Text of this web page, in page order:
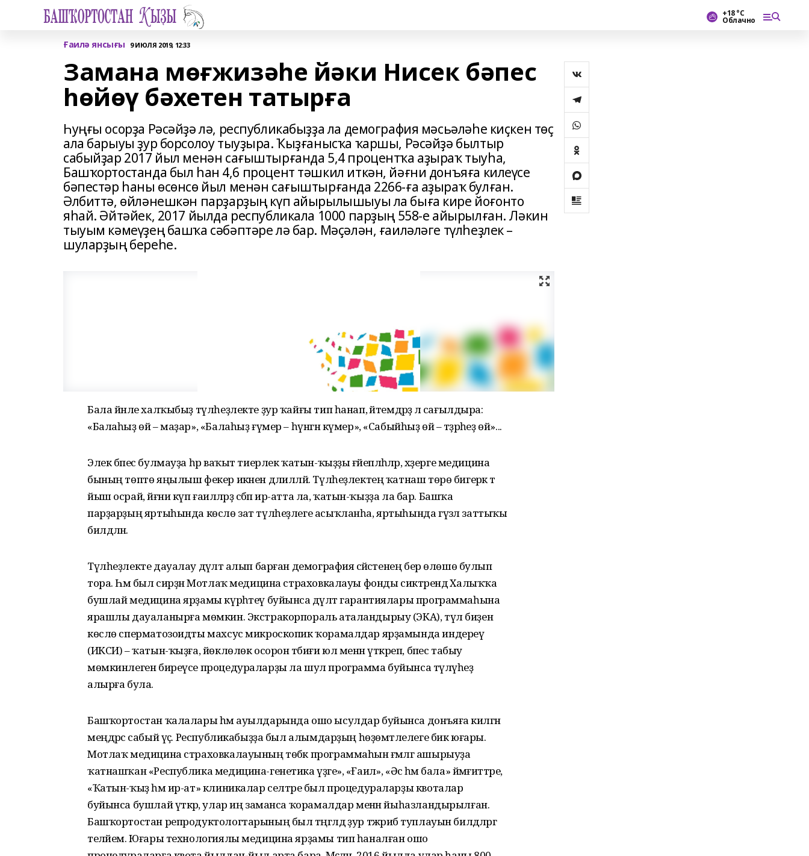
+18 °С
Облачно
Ғаилә янсығы 9 ИЮЛЯ 2019, 12:33
Замана мөғжизәһе йәки Нисек бәпес
һөйөү бәхетен татырға
Һуңғы осорҙа Рәсәйҙә лә, республикабыҙҙа ла демография мәсьәләһе киҫкен төҫ
ала барыуы ҙур борсолоу тыуҙыра. Ҡыҙғанысҡа ҡаршы, Рәсәйҙә былтыр
сабыйҙар 2017 йыл менән сағыштырғанда 5,4 процентҡа аҙыраҡ тыуһа,
Башҡортостанда был һан 4,6 процент тәшкил иткән, йәғни донъяға килеүсе
бәпестәр һаны өсөнсө йыл менән сағыштырғанда 2266-ға аҙыраҡ булған.
Әлбиттә, өйләнешкән парҙарҙың күп айырылышыуы ла быға кире йоғонто
яһай. Әйтәйек, 2017 йылда республикала 1000 парҙың 558-е айырылған. Ләкин
тыуым кәмеүҙең башҡа сәбәптәре лә бар. Мәҫәлән, ғаиләләге түлһеҙлек –
шуларҙың береһе.
Бала йәнле халҡыбыҙ түлһеҙлекте ҙур ҡайғы тип һанап, әйтемдәрҙә лә сағыл­дыра:
«Балаһыҙ өй – маҙар», «Балаһыҙ ғүмер – һүнгән күмер», «Сабыйһыҙ өй – тәҙрәһеҙ өй»...
Элек бәпес булмауҙа һәр ваҡыт тиерлек ҡатын-ҡыҙҙы ғәйепләһәләр, хәҙерге медицина
бының төптө яңылыш фекер икәнен дәлилләй. Түлһеҙлектең ҡатнаш төрө бигерәк тә
йыш осрай, йәғни күп ғаиләләрҙә сәбәп ир-атта ла, ҡатын-ҡыҙҙа ла бар. Башҡа
парҙарҙың яртыһында көслө зат түлһеҙлеге асыҡланһа, яртыһында гүзәл заттыҡы
билдәләнә.
Түлһеҙлекте дауалау дәүләт алып барған демография сәйәсәтенең бер өлөшө булып
тора. Һәм был сирҙән Мотлаҡ медицина страховкалауы фонды сиктәрендә Халыҡҡа
бушлай медицина ярҙамы күрһәтеү буйынса дәүләт гарантиялары программаһына
ярашлы дауаланырға мөмкин. Экстракорпораль аталандырыу (ЭКА), түл биҙенә
көслө сперматозоидты махсус микроскопик ҡорамалдар ярҙамында индереү
(ИКСИ) – ҡатын-ҡыҙға, йөклөлөк осорон тәбиғи юл менән үткәреп, бәпес табыу
мөмкинлеген биреүсе процедураларҙы ла шул программа буйынса түләүһеҙ
алырға була.
Башҡортостан ҡалалары һәм ауылдарында ошо ысулдар буйынса донъяға килгән
меңдәрсә сабый үҫә. Республикабыҙҙа был алымдарҙың һөҙөмтәлелеге бик юғары.
Мотлаҡ медицина страховкалауының төбәк программаһын ғәмәлгә ашырыуҙа
ҡатнашҡан «Республика медицина-генетика үҙәге», «Ғаилә», «Әсә һәм бала» йәмғиәттәре,
«Ҡатын-ҡыҙ һәм ир-ат» клиникалар селтәре был процедураларҙы квоталар
буйынса бушлай үткәрә, улар иң заманса ҡорамалдар менән йыһазландырылған.
Башҡортостан репродуктологтарының был тәңгәлдә ҙур тәжрибә туплауын билдә­ләргә
теләйем. Юғары технологиялы медицина ярҙамы тип һаналған ошо